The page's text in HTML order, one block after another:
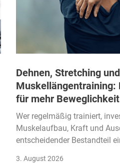
Dehnen, Stretching und
Muskellängentraining:
für mehr
Wer regelmäßig trainiert,
Muskelaufbau, Kraft und
entscheidender Bestandteil
3. August 2026